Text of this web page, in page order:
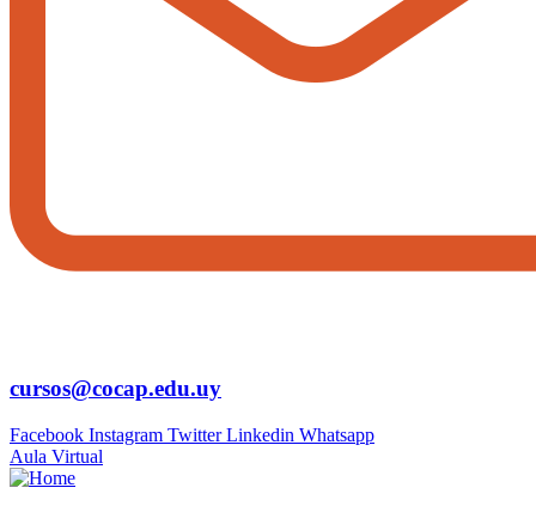
cursos@cocap.edu.uy
Facebook Instagram Twitter Linkedin Whatsapp
Aula Virtual